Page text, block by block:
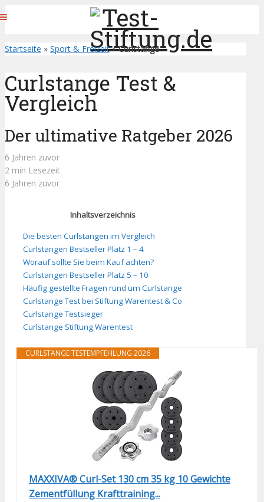
Startseite » Sport & Freizeit»Curlstange
Curlstange Test &
Vergleich
Der ultimative Ratgeber 2026
6 Jahren zuvor
2 min Lesezeit
6 Jahren zuvor
Inhaltsverzeichnis
Die besten Curlstangen im Vergleich
Curlstangen Bestseller Platz 1 – 4
Worauf sollte Sie beim Kauf achten?
Curlstangen Bestseller Platz 5 – 10
Häufig gestellte Fragen rund um Curlstange
Curlstange Test bei Stiftung Warentest & Co
Curlstange Testsieger
Curlstange Stiftung Warentest
CURLSTANGE TESTEMPFEHLUNG 2026
MAXXIVA® Curl-Set 130 cm 35 kg 10 Gewichte
Zementfüllung Krafttraining...